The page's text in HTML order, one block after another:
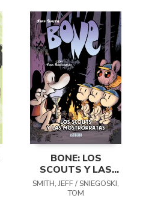
BONE: LOS
SCOUTS Y LAS
MOSTRORRATAS
SMITH, JEFF / SNIEGOSKI,
TOM